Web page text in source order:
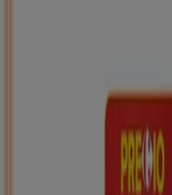
Tiendeo forma parte
tecnológica que está
en todo el mundo.